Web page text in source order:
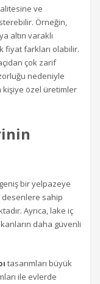
ve
Örneğin,
altın varaklı
fiyat farkları olabilir.
çok zarif
nedeniyle
kişiye özel üretimler
bir yelpazeye
sahip
Ayrıca, lake iç
daha güvenli
tasarımları büyük
ile evlerde